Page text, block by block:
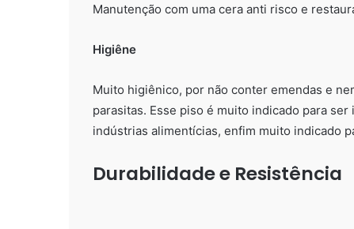
Manutenção com uma cera anti risco e
Higiêne
Muito higiênico, por não conter emendas e
parasitas. Esse piso é muito indicado para
indústrias alimentícias, enfim muito indicado
Durabilidade e Resistência